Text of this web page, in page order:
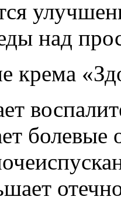
над
крема